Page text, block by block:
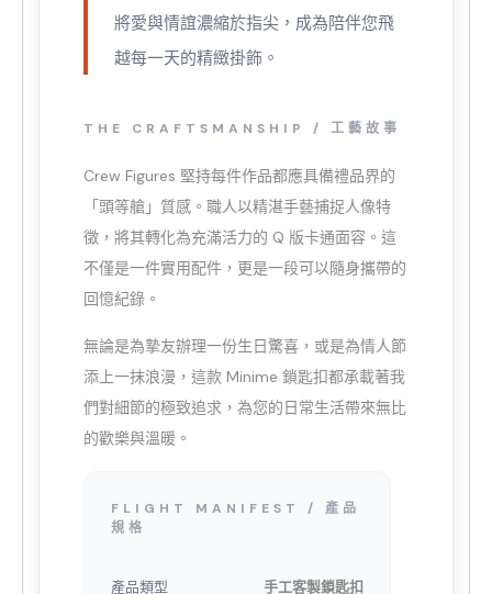
將愛與情誼濃縮於指尖，成為陪伴您飛
越每一天的精緻掛飾。
THE CRAFTSMANSHIP / 工藝故事
Crew Figures 堅持每件作品都應具備禮品界的
「頭等艙」質感。職人以精湛手藝捕捉人像特
徵，將其轉化為充滿活力的 Q 版卡通面容。這
不僅是一件實用配件，更是一段可以隨身攜帶的
回憶紀錄。
無論是為摯友辦理一份生日驚喜，或是為情人節
添上一抹浪漫，這款 Minime 鎖匙扣都承載著我
們對細節的極致追求，為您的日常生活帶來無比
的歡樂與溫暖。
FLIGHT MANIFEST / 產品
規格
產品類型 手工客製鎖匙扣